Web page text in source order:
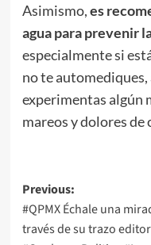
Asimismo,es
agua para prevenir
especialmente si
no te automediques,
experimentas algún
mareos y dolores de
Post
navigation
Previous:
#QPMX Échale una
través de su trazo